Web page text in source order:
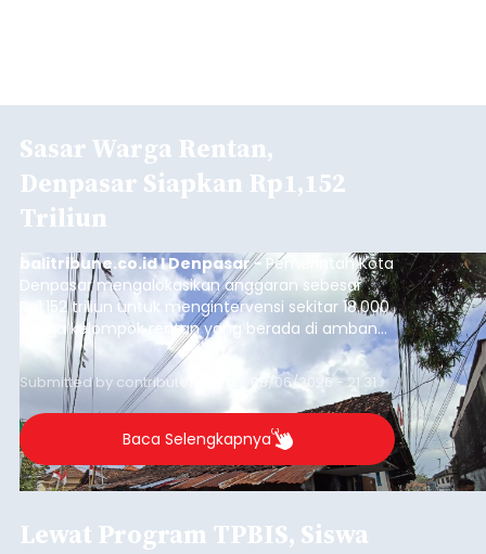
Sasar Warga Rentan,
Denpasar Siapkan Rp1,152
Triliun
balitribune.co.id I Denpasar - Pemerintah Kota
Denpasar mengalokasikan anggaran sebesar
Rp1,152 triliun untuk mengintervensi sekitar 18.000
warga kelompok rentan yang berada di ambang
garis kemiskinan. Langkah strategis ini diambil
guna menjaga masyarakat yang berada pada
kelompok desil 5 dan 6 tersebut agar tidak
merosot ke kategori miskin.
Submitted by contributor Thu, 08/06/2026 - 21:31
Baca Selengkapnya
Lewat Program TPBIS, Siswa